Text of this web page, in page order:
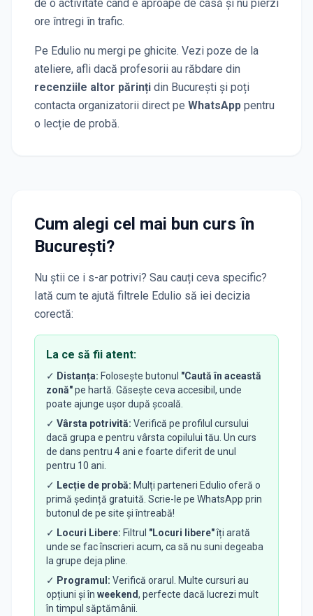
de o activitate când e aproape de casă și nu pierzi
ore întregi în trafic.
Pe Edulio nu mergi pe ghicite. Vezi poze de la
ateliere, afli dacă profesorii au răbdare din
recenziile altor părinți din București și poți
contacta organizatorii direct pe WhatsApp pentru
o lecție de probă.
Cum alegi cel mai bun cursîn
București?
Nu știi ce i s-ar potrivi? Sau cauți ceva specific?
Iată cum te ajută filtrele Edulio să iei decizia
corectă:
La ce să fii atent:
✓ Distanța: Folosește butonul "Caută în această
zonă"pe hartă. Găsește ceva accesibil, unde
poate ajunge ușor după școală.
✓ Vârsta potrivită: Verifică pe profilul cursului
dacă grupa e pentru vârsta copilului tău. Un curs
de dans pentru 4 ani e foarte diferit de unul
pentru 10 ani.
✓ Lecție de probă: Mulți parteneri Edulio oferă o
primă ședință gratuită. Scrie-le pe WhatsApp prin
butonul de pe site și întreabă!
✓ Locuri Libere: Filtrul "Locuri libere"îți arată
unde se fac înscrieri acum, ca să nu suni degeaba
la grupe deja pline.
✓ Programul: Verifică orarul. Multe cursuri au
opțiuni și în weekend, perfecte dacă lucrezi mult
în timpul săptămânii.